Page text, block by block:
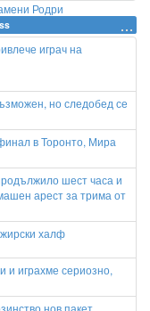
Родри
играч на
но следобед се
в Торонто, Мира
шест часа и
арест за трима от
халф
и играхме сериозно,
нов пакет